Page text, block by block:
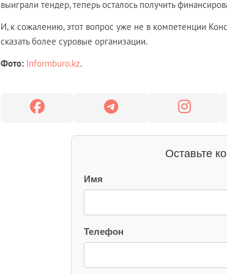
выиграли тендер, теперь осталось получить
И, к сожалению, этот вопрос уже не в компетенции
сказать более суровые организации.
Фото: Informburo.kz.
Оставьте
Имя
Телефон